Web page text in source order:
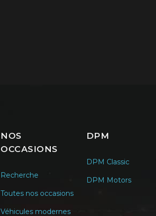
NOS
OCCASIONS
Recherche
Toutes nos occasions
Véhicules modernes
DPM
DPM Classic
DPM Motors